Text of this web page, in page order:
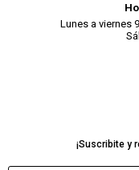
¡Suscribite y
Lunes a viernes